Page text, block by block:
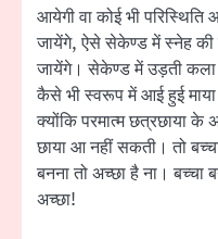
आयेगी वा कोई भी परिस्थिति
जायेंगे, ऐसे सेकेण्ड में स्नेह की
जायेंगे। सेकेण्ड में उड़ती कला
कैसे भी स्वरूप में आई हुई
क्योंकि परमात्म छत्रछाया के
छाया आ नहीं सकती। तो
बनना तो अच्छा है ना। बच्चा
अच्छा!